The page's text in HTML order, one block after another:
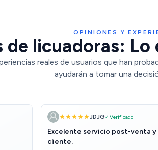
OPINIONES Y
de licuadoras: Lo
reales de usuarios que han
ayudarán a tomar una
JDJG✓ Verificado
Excelente servicio post-venta y
cliente.